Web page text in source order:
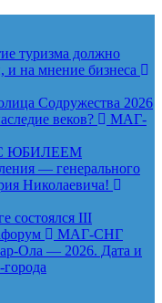
туризма должно
и на мнение бизнеса
Содружества 2026
веков?
МАГ-
ЮБИЛЕЕМ
— генерального
Николаевича!
состоялся III
МАГ-СНГ
Ола — 2026. Дата и